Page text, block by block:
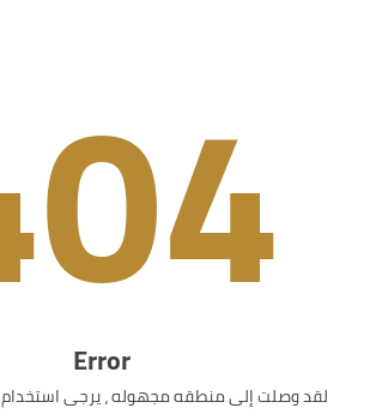
Error
لقد وصلت إلى منطقه مجهوله ، يرجى استخدام